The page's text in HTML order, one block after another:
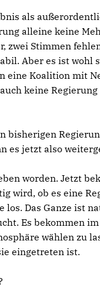
als
alleine keine
zwei Stimmen
Aber es ist wohl
eine Koalition mit
keine
bisherigen
es jetzt also
worden. Jetzt
wird, ob es eine
los. Das Ganze ist
Es bekommen
wählen zu
eingetreten ist.